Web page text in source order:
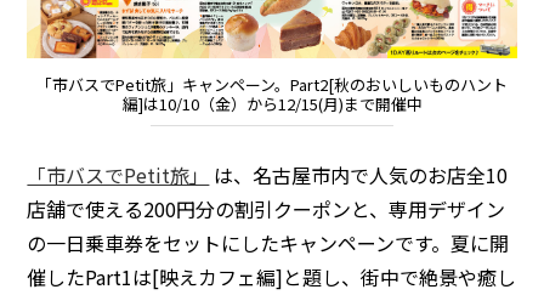
「市バスでPetit旅」キャンペーン。Part2[秋のおいしいものハント
編]は10/10（金）から12/15(月)まで開催中
「市バスでPetit旅」
は、名古屋市内で人気のお店全10
店舗で使える200円分の割引クーポンと、専用デザイン
の一日乗車券をセットにしたキャンペーンです。夏に開
催したPart1は[映えカフェ編]と題し、街中で絶景や癒し